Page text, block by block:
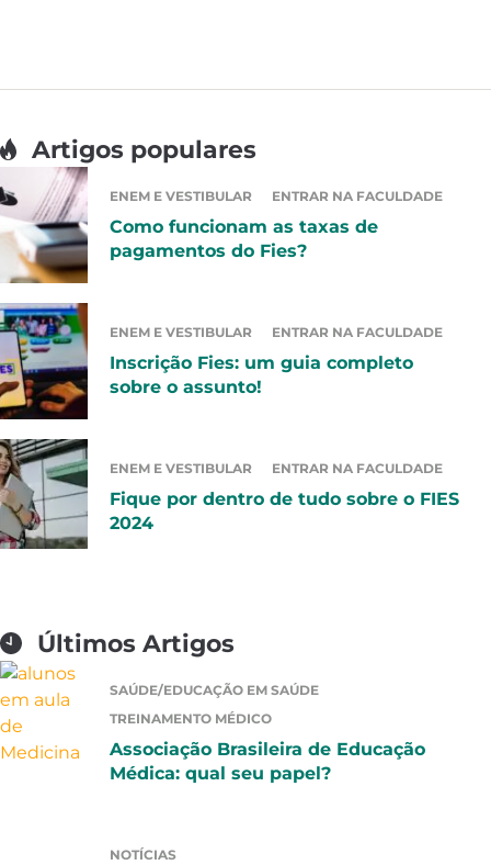
Artigos populares
ENEM E VESTIBULAR ENTRAR NA FACULDADE
Como funcionam as taxas de
pagamentos do Fies?
ENEM E VESTIBULAR ENTRAR NA FACULDADE
Inscrição Fies: um guia completo
sobre o assunto!
ENEM E VESTIBULAR ENTRAR NA FACULDADE
Fique por dentro de tudo sobre o FIES
2024
Últimos Artigos
SAÚDE/EDUCAÇÃO EM SAÚDE
TREINAMENTO MÉDICO
Associação Brasileira de Educação
Médica: qual seu papel?
NOTÍCIAS